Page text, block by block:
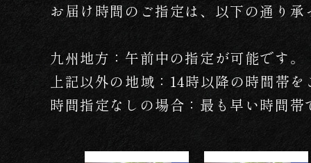
お届け時間のご指定は、以下の通り
九州地方：午前中の指定が可能です。
上記以外の地域：14時以降の時間帯
時間指定なしの場合：最も早い時間